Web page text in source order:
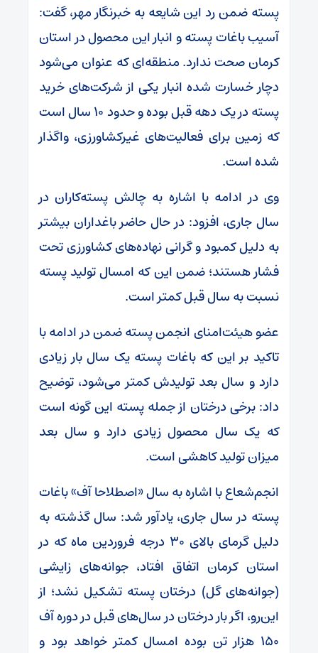
پسته ضمن رد این شایعه به خبرنگار مهر، گفت:
آسیب باغات پسته و انبار این محصول در استان
کرمان صحت ندارد. منطقه‌ای که عنوان می‌شود
دچار خسارت شده انبار یکی از شرکت‌های خرید
پسته در یک دهه قبل بوده و حدود ۱۰ سال است
که زمین برای فعالیت‌های غیرکشاورزی، واگذار
شده است.
وی در ادامه با اشاره به چالش پسته‌کاران در
سال جاری، افزود: در حال حاضر باغداران بیشتر
به دلیل کمبود و گرانی نهاده‌های کشاورزی تحت
فشار هستند؛ ضمن این که امسال تولید پسته
نسبت به سال قبل کمتر است.
عضو هیئت‌امنای انجمن پسته ضمن در ادامه با
تاکید بر این که باغات پسته یک سال بار زیادی
دارد و سال بعد تولیدش کمتر می‌شود، توضیح
داد: برخی درختان از جمله پسته این گونه است
که یک سال محصول زیادی دارد و سال بعد
میزان تولید کاهشی است.
انجم‌شعاع با اشاره به سال «اصطلاحا آف» باغات
پسته در سال جاری، یادآور شد: سال گذشته به
دلیل گرمای بالای ۳۰ درجه فروردین ماه که در
استان کرمان اتفاق افتاد، جوانه‌های زایشی
(جوانه‌های گل) درختان پسته تشکیل نشد؛ از
این‌رو، اگر بار درختان در سال‌های قبل در دوره آف
۱۵۰ هزار تن بوده امسال کمتر خواهد بود و